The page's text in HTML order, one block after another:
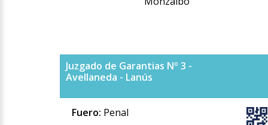
Juzgado de Garantias Nº 3 -
Avellaneda - Lanús
Fuero: Penal